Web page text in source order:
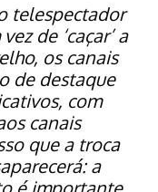
telespectador
de ‘caçar’ a
os canais
de destaque
com
canais
que a troca
a